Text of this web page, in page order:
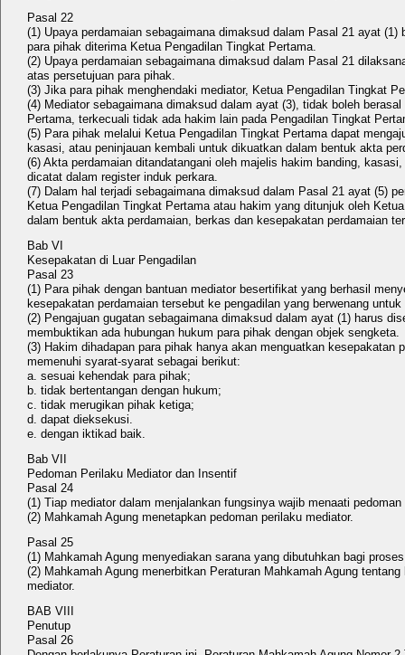
Pasal 22
(1) Upaya perdamaian sebagaimana dimaksud dalam Pasal 21 ayat
para pihak diterima Ketua Pengadilan Tingkat Pertama.
(2) Upaya perdamaian sebagaimana dimaksud dalam Pasal 21
atas persetujuan para pihak.
(3) Jika para pihak menghendaki mediator, Ketua Pengadilan Tingkat
(4) Mediator sebagaimana dimaksud dalam ayat (3), tidak boleh
Pertama, terkecuali tidak ada hakim lain pada Pengadilan Tingkat
(5) Para pihak melalui Ketua Pengadilan Tingkat Pertama dapat
kasasi, atau peninjauan kembali untuk dikuatkan dalam bentuk akta
(6) Akta perdamaian ditandatangani oleh majelis hakim banding,
dicatat dalam register induk perkara.
(7) Dalam hal terjadi sebagaimana dimaksud dalam Pasal 21 ayat (5)
Ketua Pengadilan Tingkat Pertama atau hakim yang ditunjuk oleh
dalam bentuk akta perdamaian, berkas dan kesepakatan perdamaian
Bab VI
Kesepakatan di Luar Pengadilan
Pasal 23
(1) Para pihak dengan bantuan mediator besertifikat yang berhasil
kesepakatan perdamaian tersebut ke pengadilan yang berwenang
(2) Pengajuan gugatan sebagaimana dimaksud dalam ayat (1) harus
membuktikan ada hubungan hukum para pihak dengan objek sengketa.
(3) Hakim dihadapan para pihak hanya akan menguatkan
memenuhi syarat-syarat sebagai berikut:
a. sesuai kehendak para pihak;
b. tidak bertentangan dengan hukum;
c. tidak merugikan pihak ketiga;
d. dapat dieksekusi.
e. dengan iktikad baik.
Bab VII
Pedoman Perilaku Mediator dan Insentif
Pasal 24
(1) Tiap mediator dalam menjalankan fungsinya wajib menaati
(2) Mahkamah Agung menetapkan pedoman perilaku mediator.
Pasal 25
(1) Mahkamah Agung menyediakan sarana yang dibutuhkan bagi
(2) Mahkamah Agung menerbitkan Peraturan Mahkamah Agung
mediator.
BAB VIII
Penutup
Pasal 26